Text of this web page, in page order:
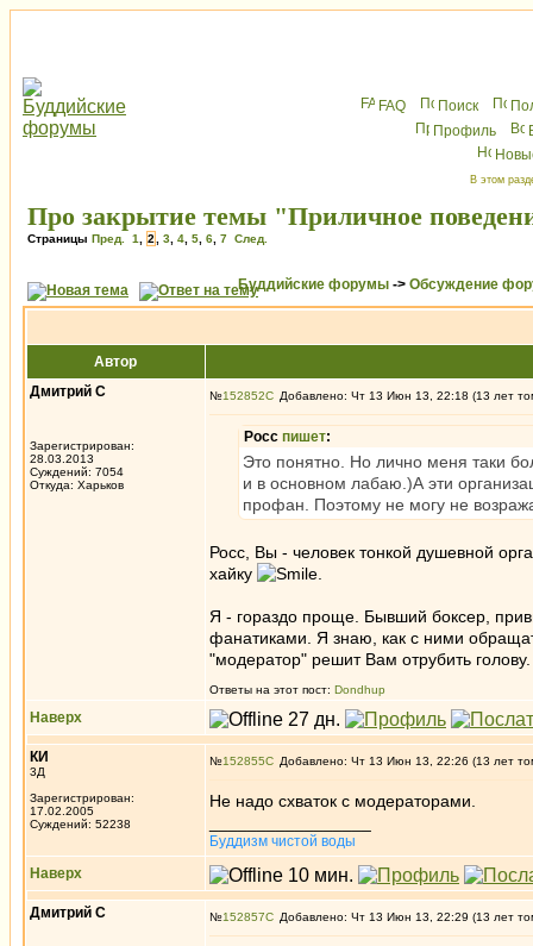
FAQ Поиск
Профиль
В этом
Про закрытие темы "Приличное
Страницы Пред. 1 2 3 4 5 6 7 След.
Буддийские форумы -> Обсуждение
Автор
Дмитрий С
Зарегистрирован:
28.03.2013
Суждений: 7054
Откуда: Харьков
№152852 Добавлено: Чт 13 Июн 13, 22:18 (13 лет
Росс пишет:
Это понятно. Но лично меня таки
и в основном лабаю.)А эти
профан. Поэтому не могу не
Росс, Вы - человек тонкой душевной
хайку
Я - гораздо проще. Бывший боксер,
фанатиками. Я знаю, как с ними
"модератор" решит Вам отрубить
Ответы на этот пост: Dondhup
Наверх
КИ
3Д
Зарегистрирован:
17.02.2005
Суждений: 52238
№152855 Добавлено: Чт 13 Июн 13, 22:26 (13 лет
Не надо схваток с модераторами.
Буддизм чистой воды
Наверх
Дмитрий С №152857 Добавлено: Чт 13 Июн 13, 22:29 (13 лет